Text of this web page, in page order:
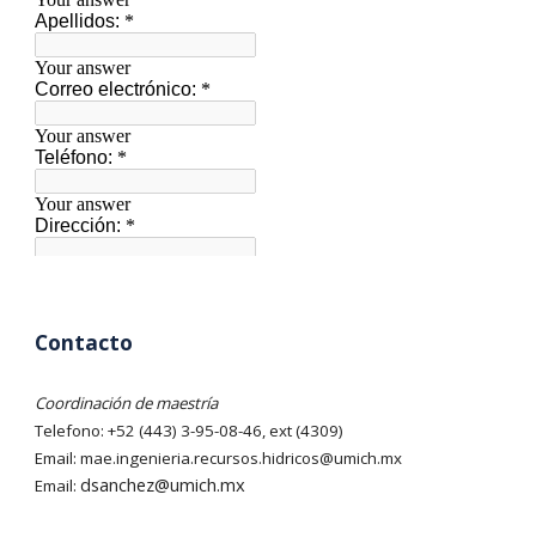
Contacto
Coordinación de maestría
Telefono: +52 (443) 3-95-08-46, ext (4309)
Email: mae.ingenieria.recursos.hidricos@umich.mx
Email:dsanchez@umich.mx